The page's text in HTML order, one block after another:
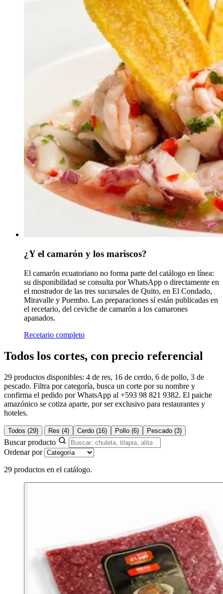
¿Y el camarón y los mariscos?
El camarón ecuatoriano no forma parte del catálogo en línea:
su disponibilidad se consulta por WhatsApp o directamente en
el mostrador de las tres sucursales de Quito, en El Condado,
Miravalle y Puembo. Las preparaciones sí están publicadas en
el recetario, del ceviche de camarón a los camarones
apanados.
Recetario completo
Todos los cortes, con precio referencial
29 productos disponibles: 4 de res, 16 de cerdo, 6 de pollo, 3 de
pescado. Filtra por categoría, busca un corte por su nombre y
confirma el pedido por WhatsApp al +593 98 821 9382. El paiche
amazónico se cotiza aparte, por ser exclusivo para restaurantes y
hoteles.
Todos (29) Res (4) Cerdo (16) Pollo (6) Pescado (3)
Buscar producto
Ordenar por
29 productos en el catálogo.